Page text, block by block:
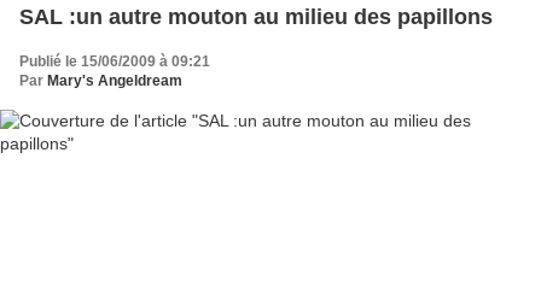
SAL :un autre mouton au milieu des papillons
Publié le 15/06/2009 à 09:21
Par Mary's Angeldream